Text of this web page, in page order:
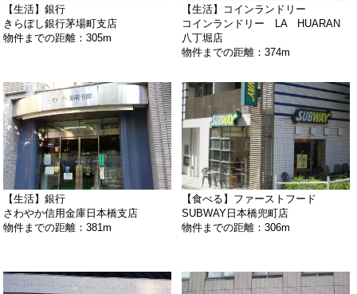
【生活】銀行
きらぼし銀行茅場町支店
物件までの距離：305m
【生活】コインランドリー
コインランドリー LA HUARAN
八丁堀店
物件までの距離：374m
【生活】銀行
さわやか信用金庫日本橋支店
物件までの距離：381m
【食べる】ファーストフード
SUBWAY日本橋兜町店
物件までの距離：306m